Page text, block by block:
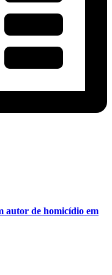
autor de homicídio em